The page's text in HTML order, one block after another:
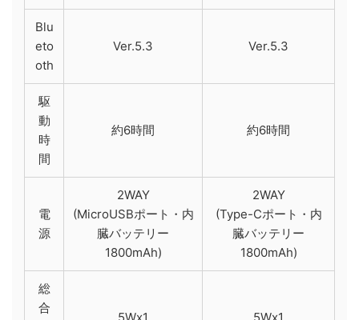
Blu
eto
oth
Ver.5.3 Ver.5.3
駆
動
時
間
約6時間 約6時間
電
源
2WAY
(MicroUSBポート・内
臓バッテリー
1800mAh)
2WAY
(Type-Cポート・内
臓バッテリー
1800mAh)
総
合